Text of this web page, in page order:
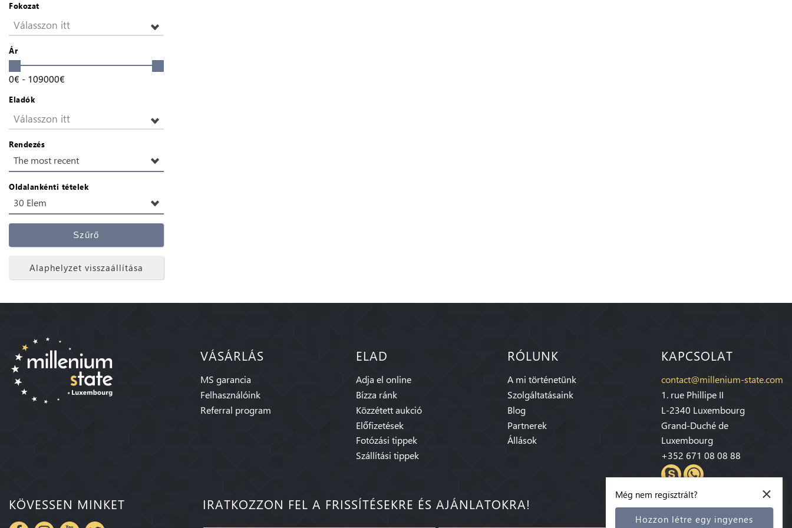
Fokozat
Válasszon itt
Ár
0€ - 109000€
Eladók
Válasszon itt
Rendezés
The most recent
Oldalankénti tételek
30 Elem
Szűrő
Alaphelyzet visszaállítása
VÁSÁRLÁS
MS garancia
Felhasználóink
Referral program
ELAD
Adja el online
Bízza ránk
Közzétett aukció
Előfizetések
Fotózási tippek
Szállítási tippek
RÓLUNK
A mi történetünk
Szolgáltatásaink
Blog
Partnerek
Állások
KAPCSOLAT
contact@millenium-state.com
1. rue Phillipe II
L-2340 Luxembourg
Grand-Duché de
Luxembourg
+352 671 08 08 88
KÖVESSEN MINKET IRATKOZZON FEL A FRISSÍTÉSEKRE ÉS AJÁNLATOKRA! ×
Még nem regisztrált?
Hozzon létre egy ingyenes